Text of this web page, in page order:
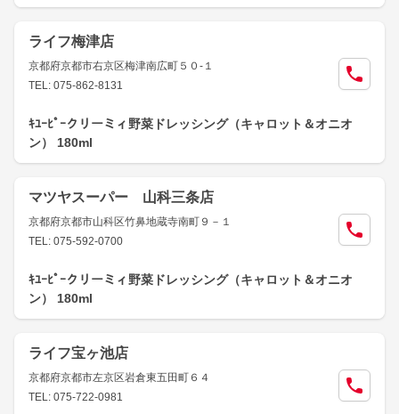
ライフ梅津店
京都府京都市右京区梅津南広町５０-１
TEL: 075-862-8131
ｷﾕｰﾋﾟｰクリーミィ野菜ドレッシング（キャロット＆オニオ
ン） 180ml
マツヤスーパー 山科三条店
京都府京都市山科区竹鼻地蔵寺南町９－１
TEL: 075-592-0700
ｷﾕｰﾋﾟｰクリーミィ野菜ドレッシング（キャロット＆オニオ
ン） 180ml
ライフ宝ヶ池店
京都府京都市左京区岩倉東五田町６４
TEL: 075-722-0981